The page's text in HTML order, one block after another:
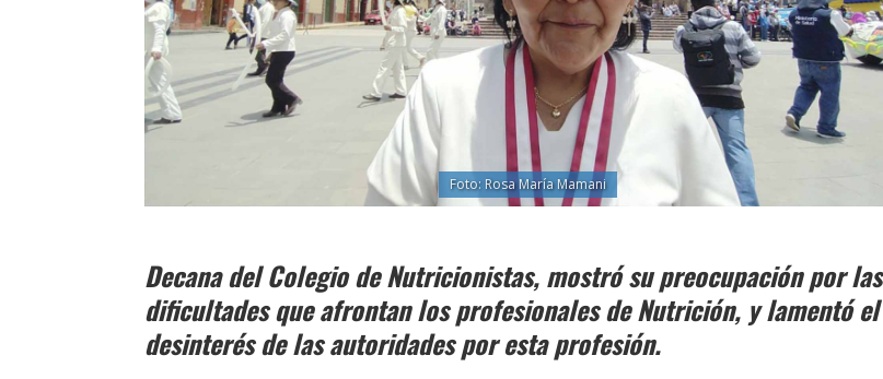
Foto: Rosa María Mamani
Decana del Colegio de Nutricionistas, mostró su preocupación por las
dificultades que afrontan los profesionales de Nutrición, y lamentó el
desinterés de las autoridades por esta profesión.